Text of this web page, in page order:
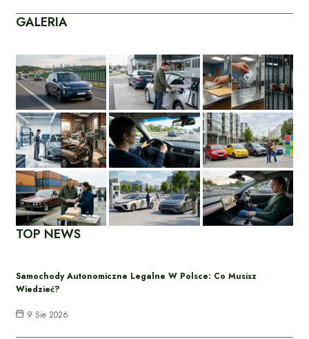
GALERIA
TOP NEWS
Samochody Autonomiczne Legalne W Polsce: Co Musisz
Wiedzieć?
9 Sie 2026